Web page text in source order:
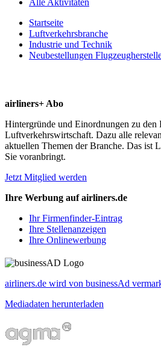
Startseite
Luftverkehrsbranche
Industrie und Technik
Neubestellungen
airliners+ Abo
Hintergründe und Einordnungen zu den
Luftverkehrswirtschaft. Dazu alle
aktuellen Themen der Branche. Das ist
Sie voranbringt.
Jetzt Mitglied werden
Ihre Werbung auf airliners.de
Ihr Firmenfinder-Eintrag
Ihre Stellenanzeigen
Ihre Onlinewerbung
airliners.de wird von businessAd
Mediadaten herunterladen